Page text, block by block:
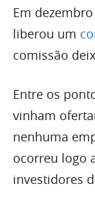
Em
liberou um
comissão
Entre os
vinham
nenhuma
ocorreu logo
investidores